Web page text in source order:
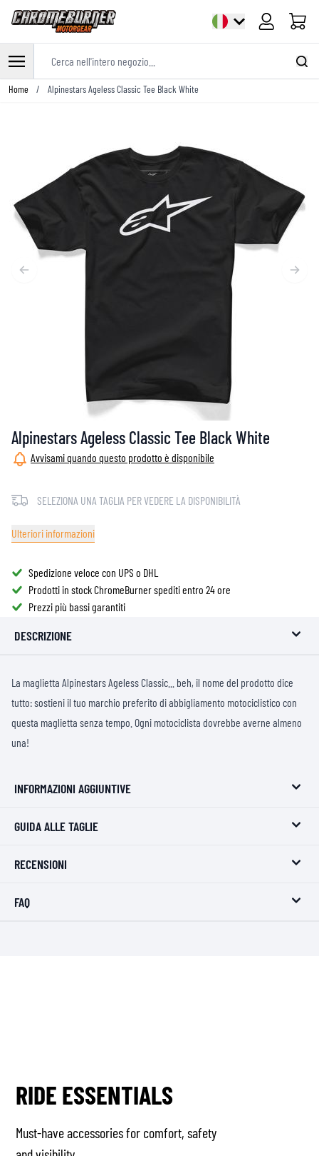
Cart
Salta al contenuto
Home / Alpinestars Ageless Classic Tee Black White
Alpinestars Ageless Classic Tee Black White
Avvisami quando questo prodotto è disponibile
SELEZIONA UNA TAGLIA PER VEDERE LA DISPONIBILITÀ
Ulteriori informazioni
Spedizione veloce con UPS o DHL
Prodotti in stock ChromeBurner spediti entro 24 ore
Prezzi più bassi garantiti
DESCRIZIONE
La maglietta Alpinestars Ageless Classic... beh, il nome del prodotto dice
tutto: sostieni il tuo marchio preferito di abbigliamento motociclistico con
questa maglietta senza tempo. Ogni motociclista dovrebbe averne almeno
una!
INFORMAZIONI AGGIUNTIVE
GUIDA ALLE TAGLIE
RECENSIONI
FAQ
RIDE ESSENTIALS
Must-have accessories for comfort, safety